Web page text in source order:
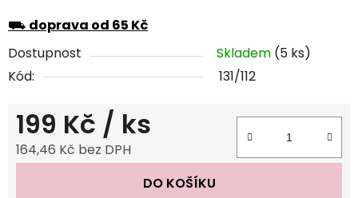
⛟ doprava od 65 Kč
Dostupnost
Skladem (5 ks)
Kód:
131/112
199 Kč / ks
164,46 Kč bez DPH
DO KOŠÍKU